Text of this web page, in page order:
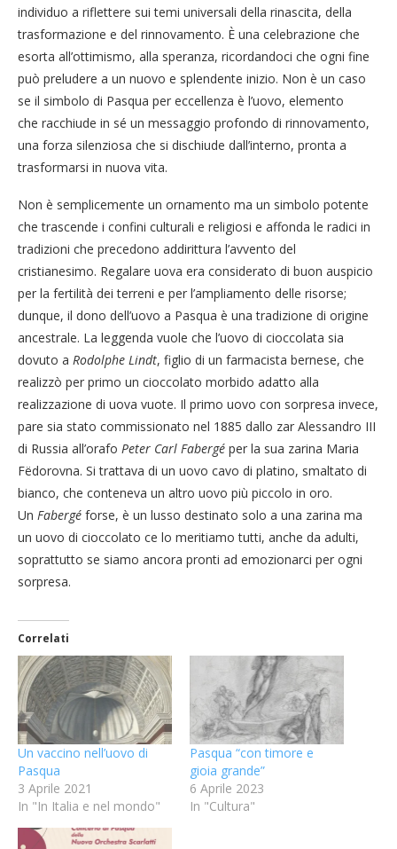
individuo a riflettere sui temi universali della rinascita, della
trasformazione e del rinnovamento. È una celebrazione che
esorta all’ottimismo, alla speranza, ricordandoci che ogni fine
può preludere a un nuovo e splendente inizio. Non è un caso
se il simbolo di Pasqua per eccellenza è l’uovo, elemento
che racchiude in sé un messaggio profondo di rinnovamento,
una forza silenziosa che si dischiude dall’interno, pronta a
trasformarsi in nuova vita.
Non è semplicemente un ornamento ma un simbolo potente
che trascende i confini culturali e religiosi e affonda le radici in
tradizioni che precedono addirittura l’avvento del
cristianesimo. Regalare uova era considerato di buon auspicio
per la fertilità dei terreni e per l’ampliamento delle risorse;
dunque, il dono dell’uovo a Pasqua è una tradizione di origine
ancestrale. La leggenda vuole che l’uovo di cioccolata sia
dovuto a Rodolphe Lindt, figlio di un farmacista bernese, che
realizzò per primo un cioccolato morbido adatto alla
realizzazione di uova vuote. Il primo uovo con sorpresa invece,
pare sia stato commissionato nel 1885 dallo zar Alessandro III
di Russia all’orafo Peter Carl Fabergé per la sua zarina Maria
Fëdorovna. Si trattava di un uovo cavo di platino, smaltato di
bianco, che conteneva un altro uovo più piccolo in oro.
Un Fabergé forse, è un lusso destinato solo a una zarina ma
un uovo di cioccolato ce lo meritiamo tutti, anche da adulti,
soprattutto se siamo ancora pronti ad emozionarci per ogni
sorpresa.
Correlati
Un vaccino nell’uovo di
Pasqua
3 Aprile 2021
In "In Italia e nel mondo"
Pasqua “con timore e
gioia grande”
6 Aprile 2023
In "Cultura"